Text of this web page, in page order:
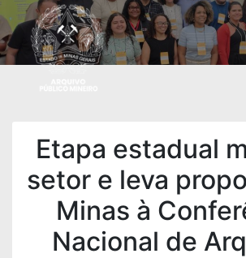
Etapa estadual
setor e leva
Minas à
Nacional de